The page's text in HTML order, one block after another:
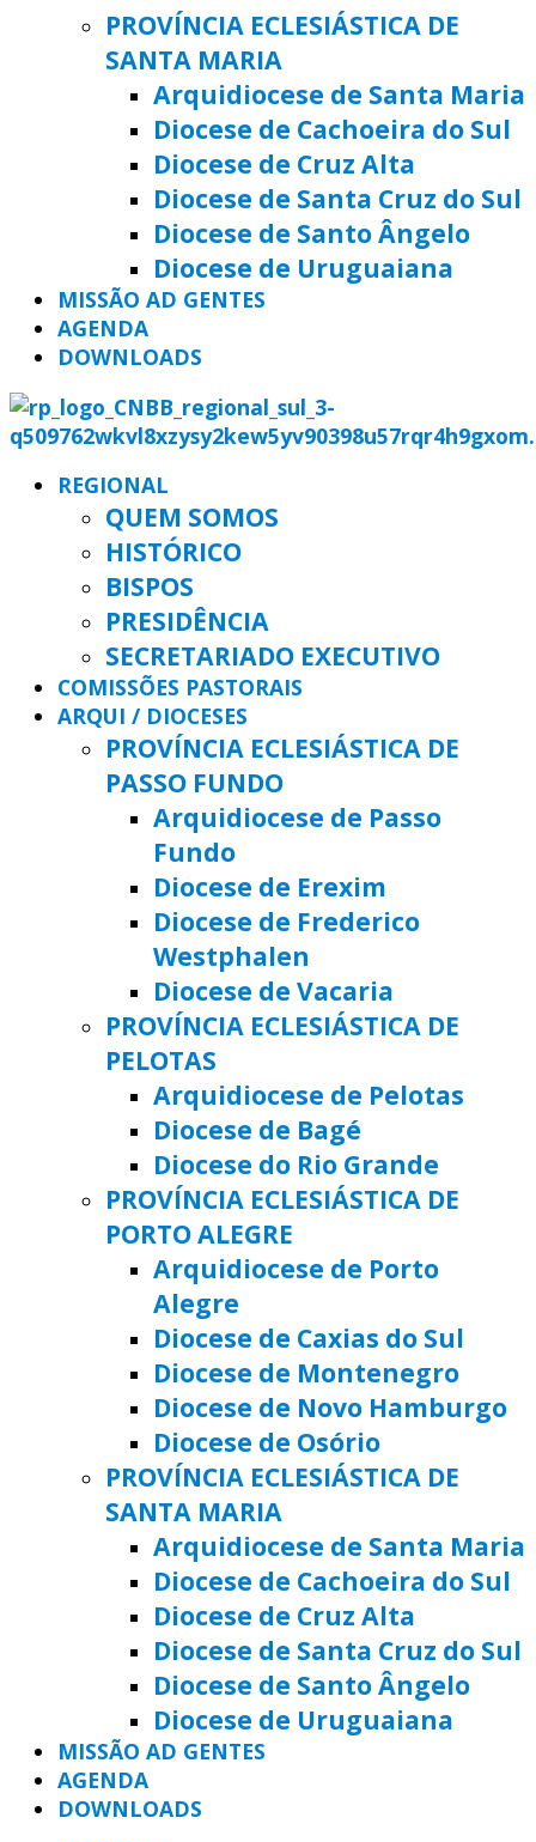
PROVÍNCIA ECLESIÁSTICA DE
SANTA MARIA
Arquidiocese de Santa Maria
Diocese de Cachoeira do Sul
Diocese de Cruz Alta
Diocese de Santa Cruz do Sul
Diocese de Santo Ângelo
Diocese de Uruguaiana
MISSÃO AD GENTES
AGENDA
DOWNLOADS
REGIONAL
QUEM SOMOS
HISTÓRICO
BISPOS
PRESIDÊNCIA
SECRETARIADO EXECUTIVO
COMISSÕES PASTORAIS
ARQUI / DIOCESES
PROVÍNCIA ECLESIÁSTICA DE
PASSO FUNDO
Arquidiocese de Passo
Fundo
Diocese de Erexim
Diocese de Frederico
Westphalen
Diocese de Vacaria
PROVÍNCIA ECLESIÁSTICA DE
PELOTAS
Arquidiocese de Pelotas
Diocese de Bagé
Diocese do Rio Grande
PROVÍNCIA ECLESIÁSTICA DE
PORTO ALEGRE
Arquidiocese de Porto
Alegre
Diocese de Caxias do Sul
Diocese de Montenegro
Diocese de Novo Hamburgo
Diocese de Osório
PROVÍNCIA ECLESIÁSTICA DE
SANTA MARIA
Arquidiocese de Santa Maria
Diocese de Cachoeira do Sul
Diocese de Cruz Alta
Diocese de Santa Cruz do Sul
Diocese de Santo Ângelo
Diocese de Uruguaiana
MISSÃO AD GENTES
AGENDA
DOWNLOADS